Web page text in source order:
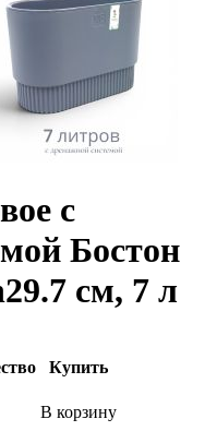
с
Бостон
см, 7 л
Купить
В корзину